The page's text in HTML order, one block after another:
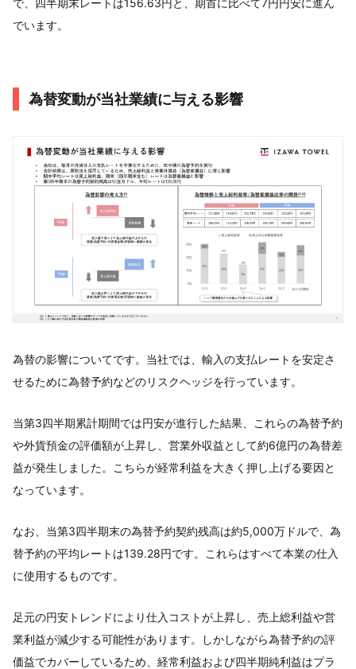
でいます。
為替変動が当社業績に与える影響
為替の影響についてです。当社では、輸入の支払レートを安定さ
せるために為替予約などのリスクヘッジを行っています。
当第3四半期累計期間では円安が進行した結果、これらの為替予約
や外貨預金の評価額が上昇し、営業外収益として約6億円の為替差
益が発生しました。こちらが経常利益を大きく押し上げる要因と
なっています。
なお、当第3四半期末の為替予約契約残高は約5,000万ドルで、為
替予約の平均レートは139.28円です。これらはすべて本業の仕入
に使用するものです。
足元の円安トレンドにより仕入コストが上昇し、売上総利益や営
業利益が減少する可能性があります。しかしながら為替予約の評
価益でカバーしているため、経常利益および四半期純利益はプラ